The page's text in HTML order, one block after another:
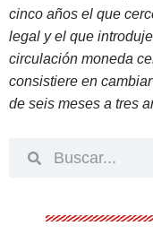
cinco años el que
legal y el que
circulación moneda
consistiere en
de seis meses a tres